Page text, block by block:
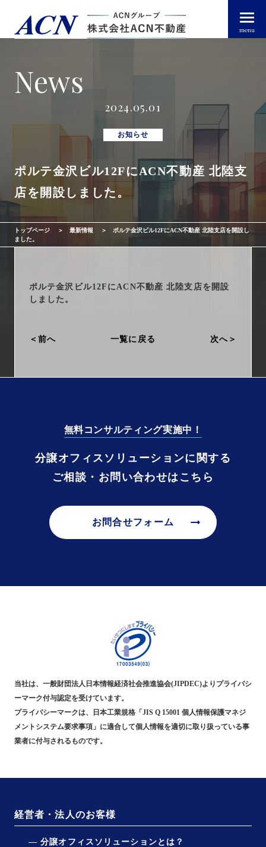
menu
経営者・法人のお客様
個人のお客様
トップページ arrow_right_alt
ACN不動産について
不動産投資ガイド
会社情報 arrow_right_alt
採用情報 arrow_right_alt
プライバシーポリシー
勧誘方針
News
2024.05.01
お知らせ
ポルテ金沢ビル12FにACN不動産 北陸支
店を開設しました。
トップページ 最新情報
ポルテ金沢ビル12FにACN不動産 北陸支店を開設し
ました。
ポルテ金沢ビル12FにACN不動産 北陸支店を開設
しました。
前へ 一覧に戻る 次へ
無料コンサルティング実施中！
分譲オフィスソリューションに関する
ご相談・お問い合わせはこちら
お問合せフォーム arrow_right_alt
当社は、一般財団法人日本情報経済社会推進協会(JIPDEC)よりプライバシ
ーマーク付与認定を受けています。
プライバシーマークは、日本工業規格「JIS Q 15001 個人情報保護マネジ
メントシステム要求事項」に適合して個人情報を適切に取り扱っている事
業者に付与されるものです。
経営者・法人のお客様
分譲オフィスソリューションとは？